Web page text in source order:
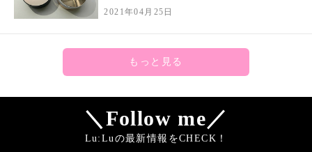
2021年04月25日
もっと見る
＼Follow me／
Lu:Luの最新情報をCHECK！